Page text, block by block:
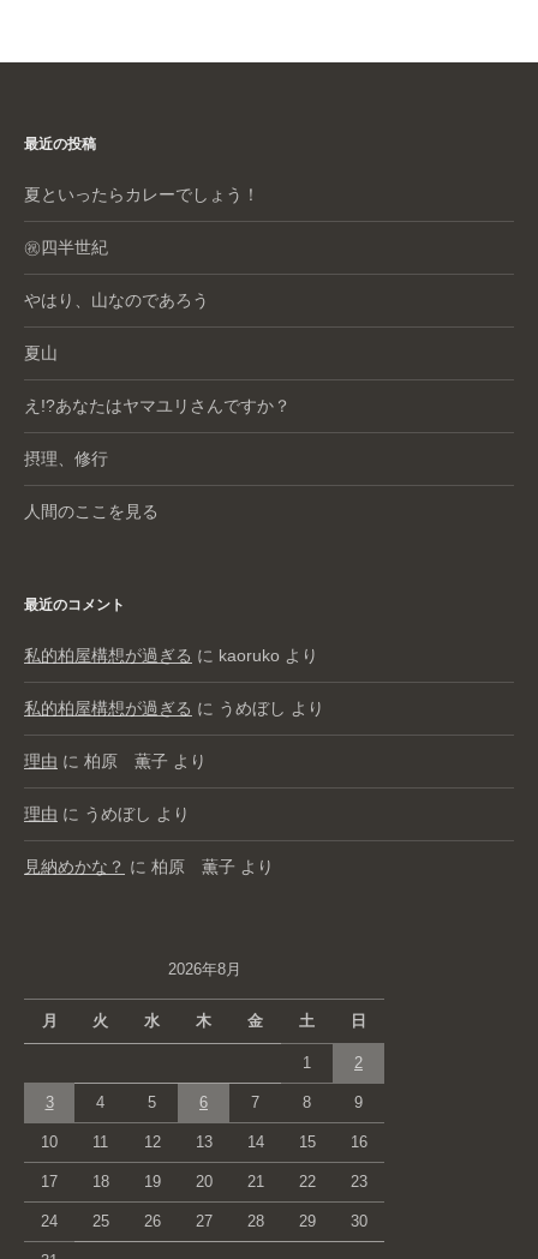
最近の投稿
夏といったらカレーでしょう！
㊗️四半世紀
やはり、山なのであろう
夏山
え!?あなたはヤマユリさんですか？
摂理、修行
人間のここを見る
最近のコメント
私的柏屋構想が過ぎる に kaoruko より
私的柏屋構想が過ぎる に うめぼし より
理由 に 柏原 薫子 より
理由 に うめぼし より
見納めかな？ に 柏原 薫子 より
2026年8月
月 火 水 木 金 土 日
1 2
3 4 5 6 7 8 9
10 11 12 13 14 15 16
17 18 19 20 21 22 23
24 25 26 27 28 29 30